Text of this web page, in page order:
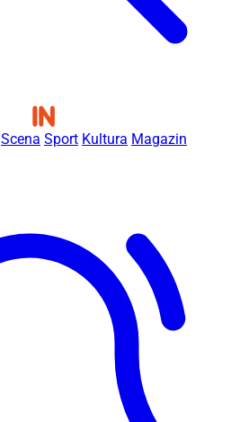
Scena Sport Kultura Magazin